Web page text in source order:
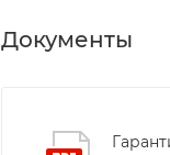
Документы